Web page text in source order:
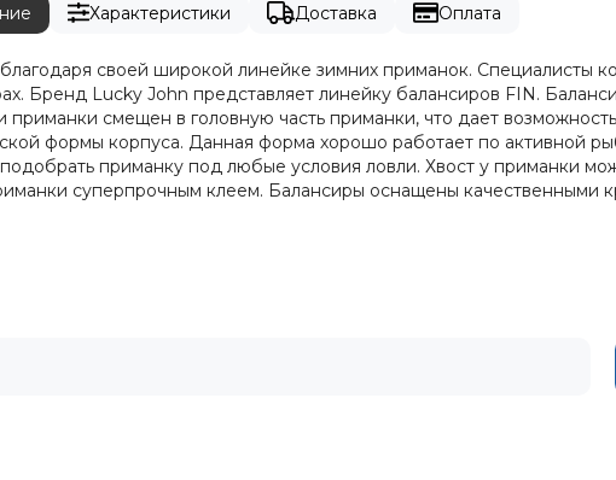
Характеристики Доставка Оплата
своей широкой линейке зимних приманок. Специалисты
Бренд Lucky John представляет линейку балансиров FIN.
смещен в головную часть приманки, что дает
формы корпуса. Данная форма хорошо работает по активной
приманку под любые условия ловли. Хвост у приманки
суперпрочным клеем. Балансиры оснащены качественными